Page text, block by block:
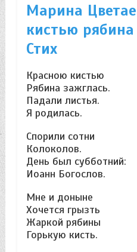
Марина
кистью
Стих
Красною кистью
Рябина зажглась.
Падали листья.
Я родилась.
Спорили сотни
Колоколов.
День был субботний:
Иоанн Богослов.
Мне и доныне
Хочется грызть
Жаркой рябины
Горькую кисть.